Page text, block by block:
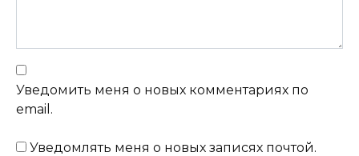
Уведомить меня о новых комментариях по
email.
Уведомлять меня о новых записях почтой.